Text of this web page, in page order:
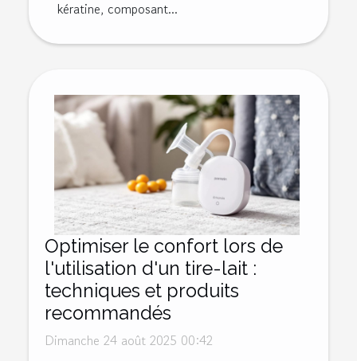
kératine, composant...
Optimiser le confort lors de
l'utilisation d'un tire-lait :
techniques et produits
recommandés
Dimanche 24 août 2025 00:42